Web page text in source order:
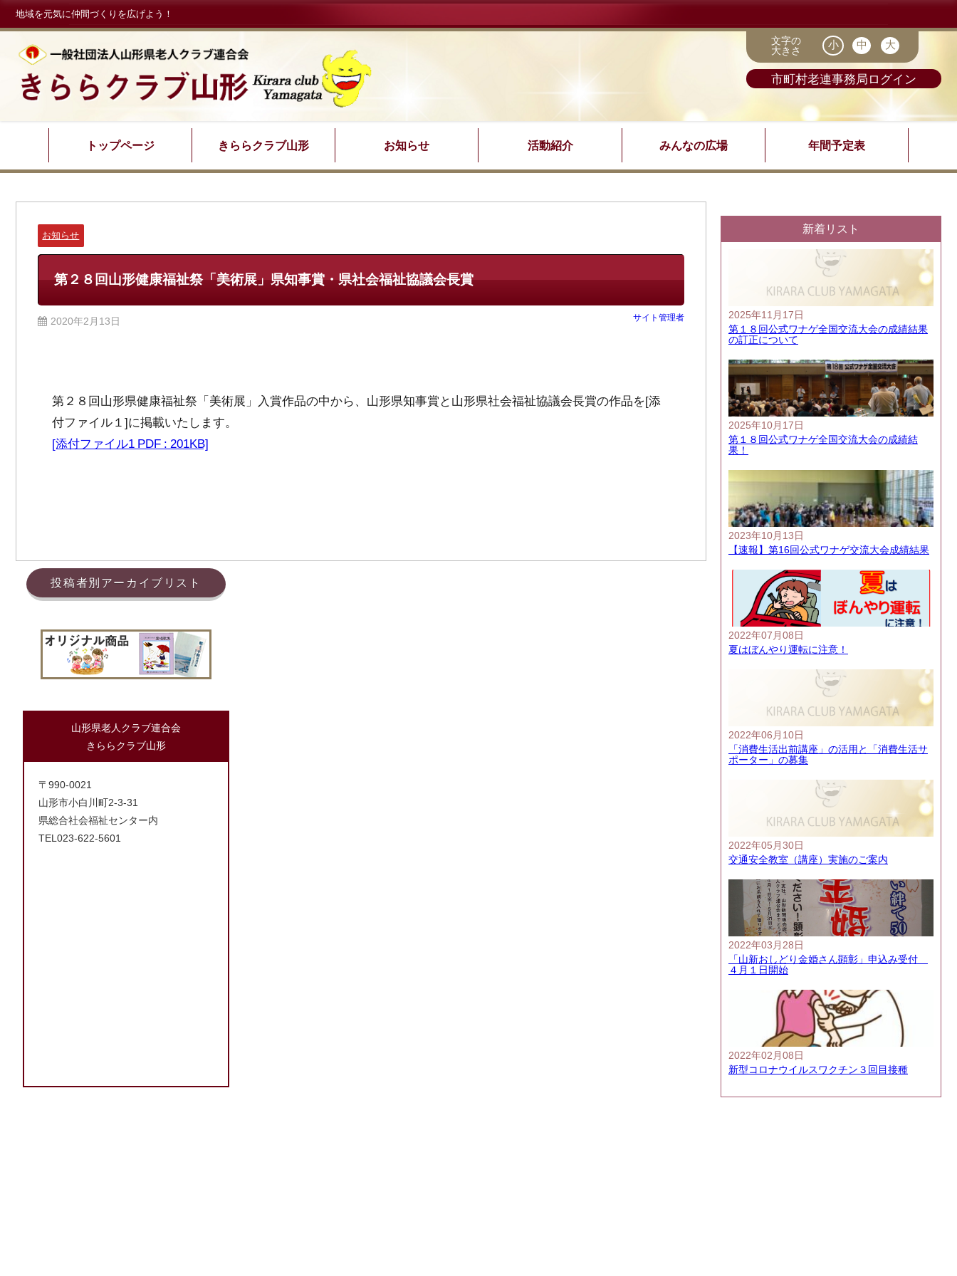
地域を元気に仲間づくりを広げよう！
文字の
大きさ
市町村老連事務局ログイン
トップページ きららクラブ山形 お知らせ 活動紹介 みんなの広場 年間予定表
お知らせ
第２８回山形健康福祉祭「美術展」県知事賞・県社会福祉協議会長賞
2020年2月13日 サイト管理者
第２８回山形県健康福祉祭「美術展」入賞作品の中から、山形県知事賞と山形県社会福祉協議会長賞の作品を[添
付ファイル１]に掲載いたします。
[添付ファイル1 PDF : 201KB]
新着リスト
2025年11月17日
第１８回公式ワナゲ全国交流大会の成績結果
の訂正について
2025年10月17日
第１８回公式ワナゲ全国交流大会の成績結
果！
2023年10月13日
【速報】第16回公式ワナゲ交流大会成績結果
2022年07月08日
夏はぼんやり運転に注意！
2022年06月10日
「消費生活出前講座」の活用と「消費生活サ
ポーター」の募集
2022年05月30日
交通安全教室（講座）実施のご案内
2022年03月28日
「山新おしどり金婚さん顕彰」申込み受付
４月１日開始
2022年02月08日
新型コロナウイルスワクチン３回目接種
投稿者別アーカイブリスト
山形県老人クラブ連合会
きららクラブ山形
〒990-0021
山形市小白川町2-3-31
県総合社会福祉センター内
TEL023-622-5601